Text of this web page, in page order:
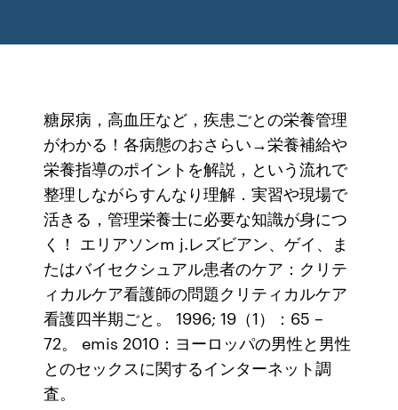
糖尿病，高血圧など，疾患ごとの栄養管理
がわかる！各病態のおさらい→栄養補給や
栄養指導のポイントを解説，という流れで
整理しながらすんなり理解．実習や現場で
活きる，管理栄養士に必要な知識が身につ
く！ エリアソンm j.レズビアン、ゲイ、ま
たはバイセクシュアル患者のケア：クリテ
ィカルケア看護師の問題クリティカルケア
看護四半期ごと。 1996; 19（1）：65 –
72。 emis 2010：ヨーロッパの男性と男性
とのセックスに関するインターネット調
査。